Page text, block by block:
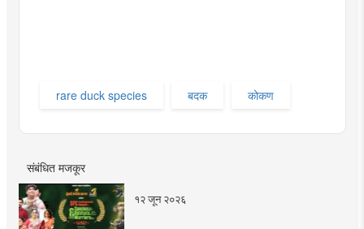
rare duck species बदक कोकण
संबंधित मजकूर
१२ जून २०२६